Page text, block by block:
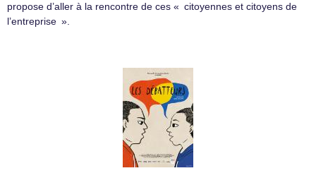
propose d’aller à la rencontre de ces « citoyennes et citoyens de
l’entreprise ».